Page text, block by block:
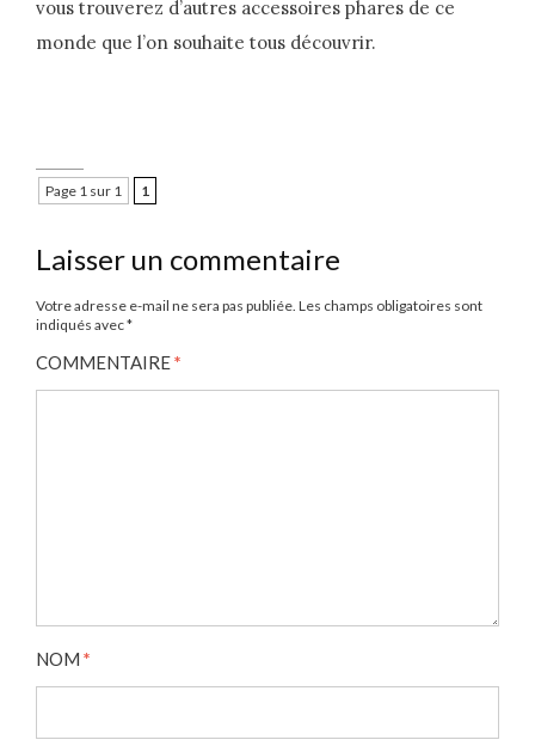
vous trouverez d’autres accessoires phares de ce
monde que l’on souhaite tous découvrir.
Page 1 sur 1 1
Laisser un commentaire
Votre adresse e-mail ne sera pas publiée. Les champs obligatoires sont
indiqués avec*
COMMENTAIRE*
NOM *